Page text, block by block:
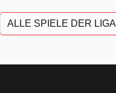
ALLE SPIELE DER LIGA